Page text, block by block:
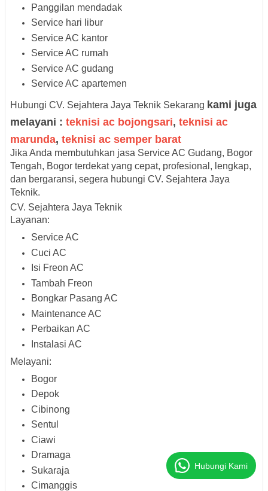
Panggilan mendadak
Service hari libur
Service AC kantor
Service AC rumah
Service AC gudang
Service AC apartemen
Hubungi CV. Sejahtera Jaya Teknik Sekarang kami juga
melayani : teknisi ac bojongsari, teknisi ac
marunda, teknisi ac semper barat
Jika Anda membutuhkan jasa Service AC Gudang, Bogor
Tengah, Bogor terdekat yang cepat, profesional, lengkap,
dan bergaransi, segera hubungi CV. Sejahtera Jaya
Teknik.
CV. Sejahtera Jaya Teknik
Layanan:
Service AC
Cuci AC
Isi Freon AC
Tambah Freon
Bongkar Pasang AC
Maintenance AC
Perbaikan AC
Instalasi AC
Melayani:
Bogor
Depok
Cibinong
Sentul
Ciawi
Dramaga
Sukaraja
Cimanggis
Hubungi Kami